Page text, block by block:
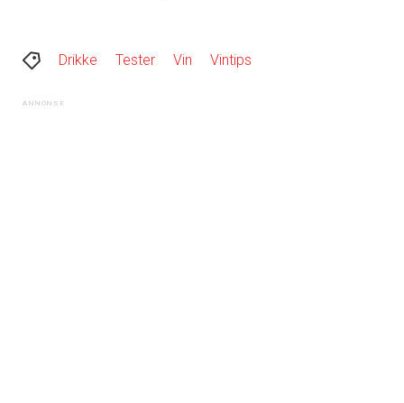
Drikke Tester Vin Vintips